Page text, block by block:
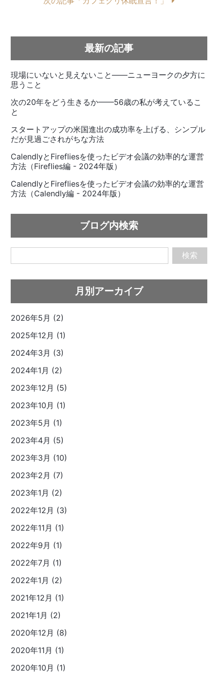
最新の記事
現場にいないと見えないこと——ニューヨークの夕方に
思うこと
次の20年をどう生きるか——56歳の私が考えているこ
と
スタートアップの米国進出の成功率を上げる、シンプル
だが見過ごされがちな方法
CalendlyとFirefliesを使ったビデオ会議の効率的な運営
方法（Fireflies編 - 2024年版）
CalendlyとFirefliesを使ったビデオ会議の効率的な運営
方法（Calendly編 - 2024年版）
ブログ内検索
検索
月別アーカイブ
2026年5月 (2)
2025年12月 (1)
2024年3月 (3)
2024年1月 (2)
2023年12月 (5)
2023年10月 (1)
2023年5月 (1)
2023年4月 (5)
2023年3月 (10)
2023年2月 (7)
2023年1月 (2)
2022年12月 (3)
2022年11月 (1)
2022年9月 (1)
2022年7月 (1)
2022年1月 (2)
2021年12月 (1)
2021年1月 (2)
2020年12月 (8)
2020年11月 (1)
2020年10月 (1)